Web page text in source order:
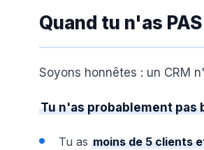
Quand tu n'as
Soyons honnêtes : un CRM
Tu n'as probablement pas
Tu as moins de 5 clients